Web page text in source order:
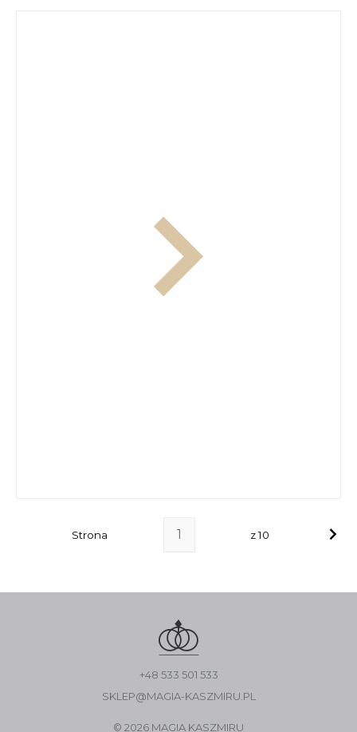
Strona z 10
+48 533 501 533
SKLEP@MAGIA-KASZMIRU.PL
© 2026 MAGIA KASZMIRU